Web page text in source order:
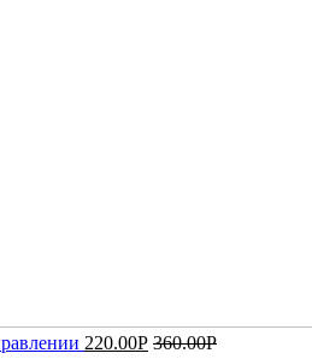
220.00Р 360.00Р